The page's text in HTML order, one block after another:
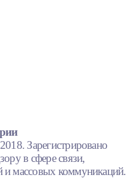
Зарегистрировано
в сфере связи,
массовых коммуникаций.